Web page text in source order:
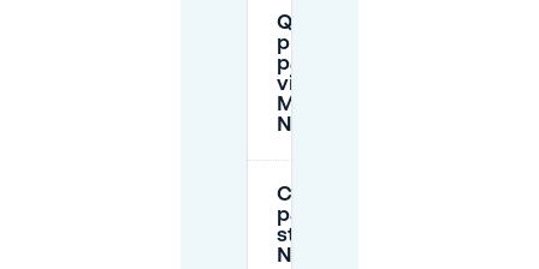
Quali sono i
prezzi tipici di
parcheggio
vicino al
Museo
Nikolaikirche?
Come pago il
parcheggio in
strada intorno a
Nikolaikirchplatz?